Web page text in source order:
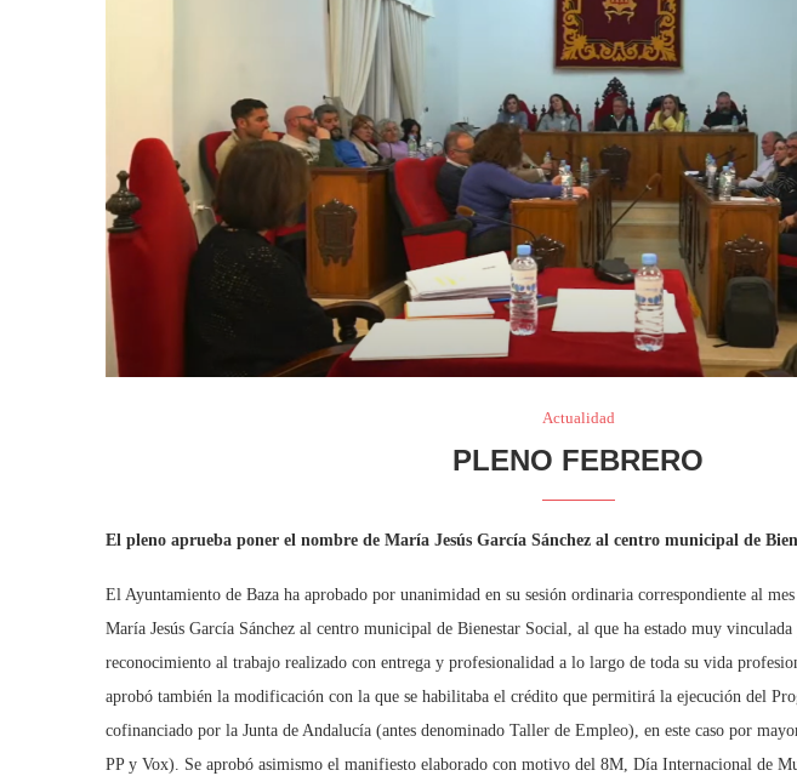
Actualidad
PLENO FEBRERO
El pleno aprueba poner el nombre de María Jesús García Sánchez al centro municipal de
El Ayuntamiento de Baza ha aprobado por unanimidad en su sesión ordinaria correspondiente al
María Jesús García Sánchez al centro municipal de Bienestar Social, al que ha estado muy
reconocimiento al trabajo realizado con entrega y profesionalidad a lo largo de toda su vida
aprobó también la modificación con la que se habilitaba el crédito que permitirá la ejecución del
cofinanciado por la Junta de Andalucía (antes denominado Taller de Empleo), en este caso por
PP y Vox). Se aprobó asimismo el manifiesto elaborado con motivo del 8M, Día Internacional de